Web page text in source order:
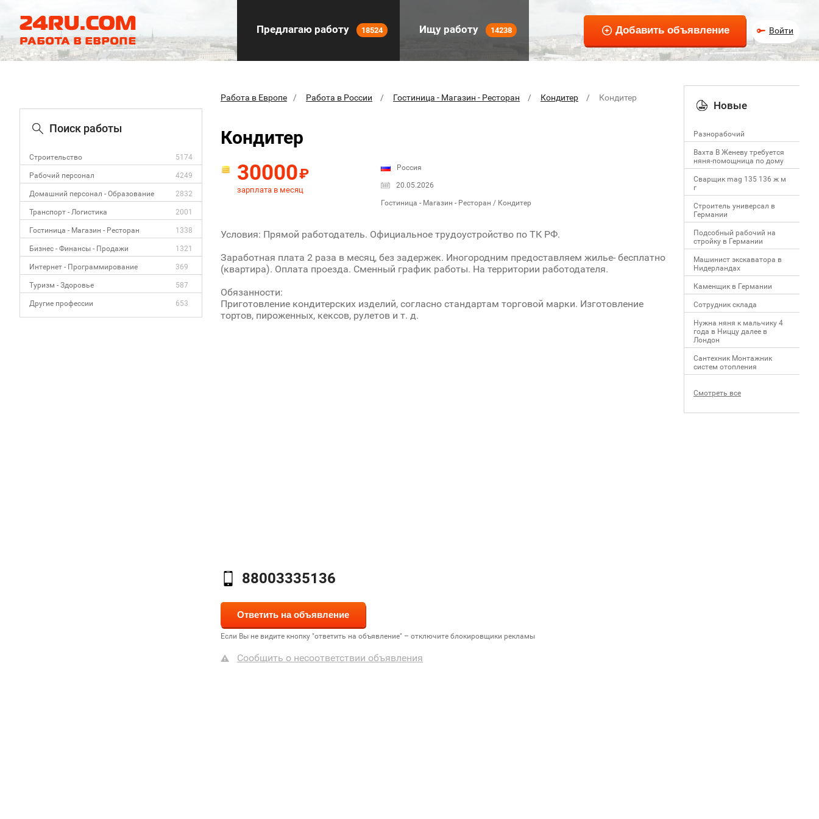
Предлагаю работу 18524 Ищу работу 14238 Войти
Поиск работы
Строительство 5174
Рабочий персонал 4249
Домашний персонал - Образование 2832
Транспорт - Логистика 2001
Гостиница - Магазин - Ресторан 1338
Бизнес - Финансы - Продажи 1321
Интернет - Программирование 369
Туризм - Здоровье 587
Другие профессии 653
Работа в Европе Работа в России Гостиница - Магазин - Ресторан Кондитер Кондитер
Кондитер
30000₽
зарплата в месяц
Россия
20.05.2026
Гостиница - Магазин - Ресторан / Кондитер
Условия: Прямой работодатель. Официальное трудоустройство по ТК РФ.
Заработная плата 2 раза в месяц, без задержек. Иногородним предоставляем жилье- бесплатно
(квартира). Оплата проезда. Сменный график работы. На территории работодателя.
Обязанности:
Приготовление кондитерских изделий, согласно стандартам торговой марки. Изготовление
тортов, пироженных, кексов, рулетов и т. д.
88003335136
Если Вы не видите кнопку "ответить на объявление" – отключите блокировщики рекламы
Сообщить о несоответствии объявления
Новые
Разнорабочий
Вахта В Женеву требуется
няня-помощница по дому
Сварщик mag 135 136 ж м
г
Строитель универсал в
Германии
Подсобный рабочий на
стройку в Германии
Машинист экскаватора в
Нидерландах
Каменщик в Германии
Сотрудник склада
Нужна няня к мальчику 4
года в Ниццу далее в
Лондон
Сантехник Монтажник
систем отопления
Смотреть все